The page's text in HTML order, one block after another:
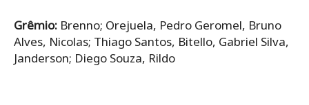
Grêmio: Brenno; Orejuela, Pedro Geromel, Bruno
Alves, Nicolas; Thiago Santos, Bitello, Gabriel Silva,
Janderson; Diego Souza, Rildo